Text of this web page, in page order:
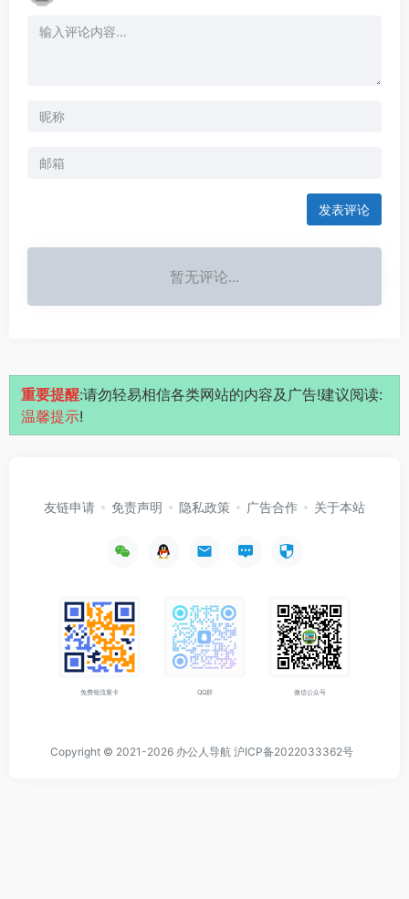
发表评论
暂无评论...
重要提醒:请勿轻易相信各类网站的内容及广告!建议阅读:
温馨提示!
友链申请 免责声明 隐私政策 广告合作 关于本站
免费领流量卡 QQ群 微信公众号
Copyright © 2021-2026 办公人导航 沪ICP备2022033362号